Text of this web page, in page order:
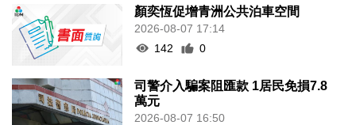
顏奕恆促增青洲公共泊車空間
2026-08-07 17:14
142
0
司警介入騙案阻匯款 1居民免損7.8
萬元
2026-08-07 16:50